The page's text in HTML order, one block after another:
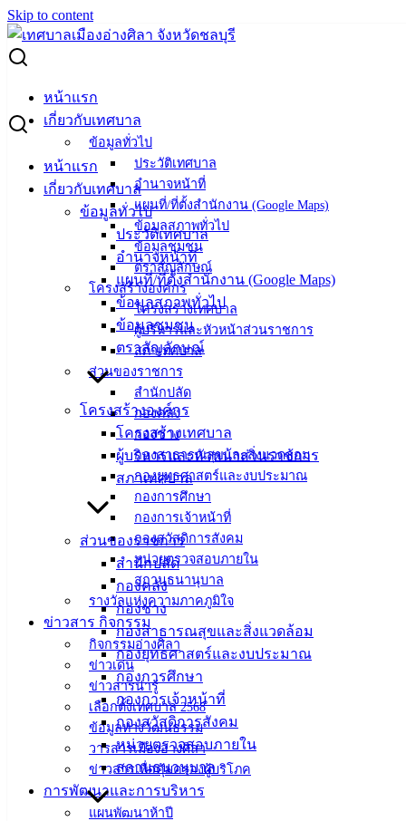
Skip to content
หน้าแรก
เกี่ยวกับเทศบาล
ข้อมูลทั่วไป
ประวัติเทศบาล
อำนาจหน้าที่
แผนที่/ที่ตั้งสำนักงาน (Google Maps)
ข้อมูลสภาพทั่วไป
ข้อมูลชุมชน
ตราสัญลักษณ์
โครงสร้างองค์กร
โครงสร้างเทศบาล
ผู้บริหารและหัวหน้าส่วนราชการ
สภาเทศบาล
ส่วนของราชการ
สำนักปลัด
กองคลัง
กองช่าง
กองสาธารณสุขและสิ่งแวดล้อม
กองยุทธศาสตร์และงบประมาณ
กองการศึกษา
กองการเจ้าหน้าที่
กองสวัสดิการสังคม
หน่วยตรวจสอบภายใน
สถานธนานุบาล
รางวัลแห่งความภาคภูมิใจ
ข่าวสาร กิจกรรม
กิจกรรมอ่างศิลา
ข่าวเด่น
ข่าวสารน่ารู้
เลือกตั้งเทศบาล 2568
ข้อมูลทางวัฒนธรรม
วารสารเมืองอ่างศิลา
ข่าวสารเพื่อคุ้มครองผู้บริโภค
การพัฒนาและการบริหาร
แผนพัฒนาห้าปี
หน้าแรก
เกี่ยวกับเทศบาล
ข้อมูลทั่วไป
ประวัติเทศบาล
อำนาจหน้าที่
แผนที่/ที่ตั้งสำนักงาน (Google Maps)
ข้อมูลสภาพทั่วไป
ข้อมูลชุมชน
ตราสัญลักษณ์
โครงสร้างองค์กร
โครงสร้างเทศบาล
ผู้บริหารและหัวหน้าส่วนราชการ
สภาเทศบาล
ส่วนของราชการ
สำนักปลัด
กองคลัง
กองช่าง
กองสาธารณสุขและสิ่งแวดล้อม
กองยุทธศาสตร์และงบประมาณ
กองการศึกษา
กองการเจ้าหน้าที่
กองสวัสดิการสังคม
หน่วยตรวจสอบภายใน
สถานธนานุบาล
Search for:
ผู้ชนะการเสนอราคา ซ่อมคอมพิวเตอร์
ผู้ชนะการเสนอราคา ซ่อมคอมพิวเตอร์
มกราคม 31, 2025มกราคม 31, 2025
ซื้อจัดจ้าง, ประกาศผู้ชนะ
ประกาศผู้ชนะ จ้างซ่อมคอมพิวเตอร์